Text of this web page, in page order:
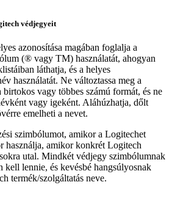
védjegyeit
azonosítása magában foglalja a
(® vagy TM) használatát, ahogyan
láthatja, és a helyes
használatát. Ne változtassa meg a
birtokos vagy többes számú formát, és ne
vagy igeként. Aláhúzhatja, dőlt
emelheti a nevet.
szimbólumot, amikor a Logitechet
használja, amikor konkrét Logitech
utal. Mindkét védjegy szimbólumnak
lennie, és kevésbé hangsúlyosnak
termék/szolgáltatás neve.